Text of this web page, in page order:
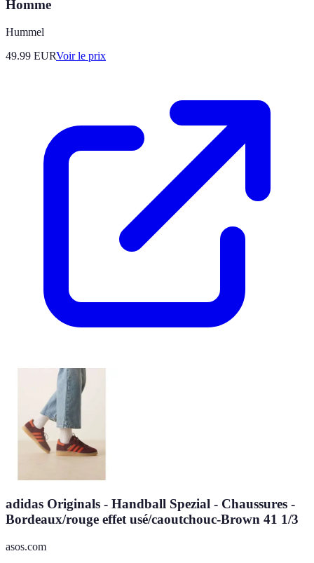
Homme
Hummel
49.99 EURVoir le prix
adidas Originals - Handball Spezial - Chaussures -
Bordeaux/rouge effet usé/caoutchouc-Brown 41 1/3
asos.com